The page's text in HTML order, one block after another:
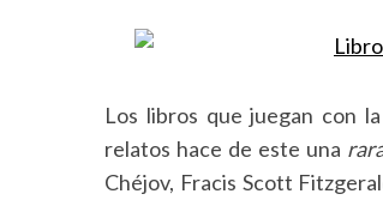
Los libros que juegan con
relatos hace de este una
Chéjov, Fracis Scott
c
f
o